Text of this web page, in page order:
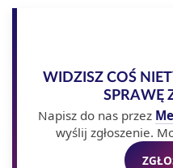
WIDZISZ COŚ
SPRAWĘ
Napisz do nas przez
wyślij zgłoszenie.